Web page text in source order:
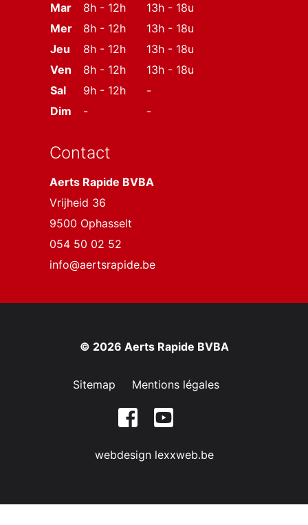
Mar
8h - 12h
13h - 18u
Mer
8h - 12h
13h - 18u
Jeu
8h - 12h
13h - 18u
Ven
8h - 12h
13h - 18u
Sal
9h - 12h
-
Dim
- -
Contact
Aerts Rapide BVBA
Vrijheid 36
9500 Ophasselt
054 50 02 52
info@aertsrapide.be
© 2026 Aerts Rapide BVBA
Sitemap Mentions légales
webdesign lexxweb.be